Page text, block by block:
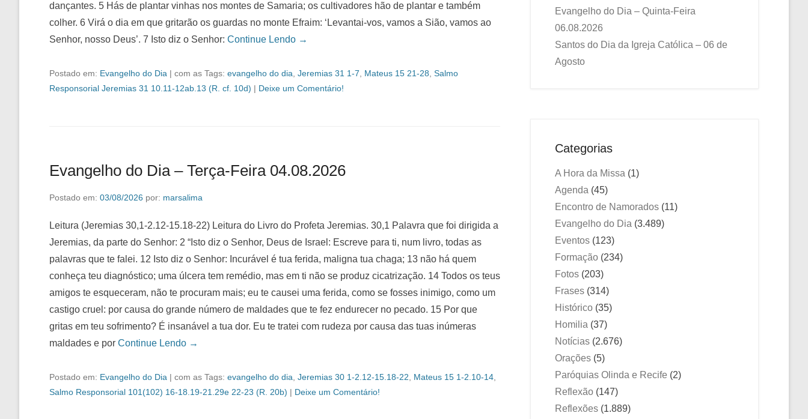
dançantes. 5 Hás de plantar vinhas nos montes de Samaria; os cultivadores hão de plantar e também
colher. 6 Virá o dia em que gritarão os guardas no monte Efraim: ‘Levantai-vos, vamos a Sião, vamos ao
Senhor, nosso Deus’. 7 Isto diz o Senhor: Continue Lendo →
Postado em: Evangelho do Dia | com as Tags: evangelho do dia Jeremias 31 1-7 Mateus 15 21-28 Salmo
Responsorial Jeremias 31 10.11-12ab.13 (R. cf. 10d) | Deixe um Comentário!
Evangelho do Dia – Terça-Feira 04.08.2026
Postado em: 03/08/2026 por: marsalima
Leitura (Jeremias 30,1-2.12-15.18-22) Leitura do Livro do Profeta Jeremias. 30,1 Palavra que foi dirigida a
Jeremias, da parte do Senhor: 2 “Isto diz o Senhor, Deus de Israel: Escreve para ti, num livro, todas as
palavras que te falei. 12 Isto diz o Senhor: Incurável é tua ferida, maligna tua chaga; 13 não há quem
conheça teu diagnóstico; uma úlcera tem remédio, mas em ti não se produz cicatrização. 14 Todos os teus
amigos te esqueceram, não te procuram mais; eu te causei uma ferida, como se fosses inimigo, como um
castigo cruel: por causa do grande número de maldades que te fez endurecer no pecado. 15 Por que
gritas em teu sofrimento? É insanável a tua dor. Eu te tratei com rudeza por causa das tuas inúmeras
maldades e por Continue Lendo →
Postado em: Evangelho do Dia | com as Tags: evangelho do dia Jeremias 30 1-2.12-15.18-22 Mateus 15 1-2.10-14
Salmo Responsorial 101(102) 16-18.19-21.29e 22-23 (R. 20b) | Deixe um Comentário!
Evangelho do Dia – Quinta-Feira
06.08.2026
Santos do Dia da Igreja Católica – 06 de
Agosto
Categorias
A Hora da Missa (1)
Agenda (45)
Encontro de Namorados (11)
Evangelho do Dia (3.489)
Eventos (123)
Formação (234)
Fotos (203)
Frases (314)
Histórico (35)
Homilia (37)
Notícias (2.676)
Orações (5)
Paróquias Olinda e Recife (2)
Reflexão (147)
Reflexões (1.889)